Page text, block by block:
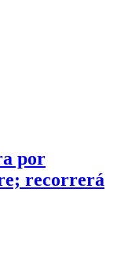
por
recorrerá